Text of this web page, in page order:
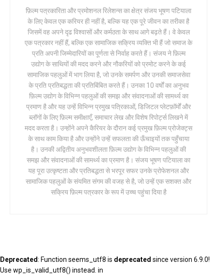
फ़िल्म पत्रकारिता और प्रमोशनल रिलेशन्स का क्षेत्र संजय भूषण पटियाला
के लिए केवल एक करियर ही नहीं है, बल्कि यह एक पूरे जीवन का तरीका है
जिसमें वह अपने दृढ विश्वासों और कर्मठता के साथ आगे बढ़ते हैं। वे केवल
एक पत्रकार नहीं हैं, बल्कि एक सामाजिक सक्रिय व्यक्ति भी हैं जो समाज के
प्रति अपनी जिम्मेदारियों का पूर्णता से निर्वाह करते हैं। संजय ने फ़िल्म
उद्योग के साथियों की मदद करने और नौकरियों को प्रमोट करने के कई
सामाजिक पहलुओं में भाग लिया है, जो उनके समर्पण और उनकी समाजसेवा
के प्रति प्रतिबद्धता की प्रतिबिंबित करते हैं। उनका 10 वर्षों का अनुभव
फ़िल्म उद्योग के विभिन्न पहलुओं की समझ और संवादनाओं की सामर्थ्य का
प्रमाण है और यह उन्हें विभिन्न प्रमुख पत्रिकाओं, डिजिटल प्लेटफ़ॉर्मों और
ब्लॉगों के लिए फ़िल्म समीक्षाएँ, समाचार लेख और विशेष रिपोर्ट्स लिखने में
मदद करता है। उन्होंने अपने कैरियर के दौरान कई प्रमुख फ़िल्म प्रोजेक्ट्स
के साथ काम किया है और उन्होंने उन्हें सफलता की ऊँचाइयों तक पहुँचाया
है। उनकी अद्वितीय अनुभवशीलता फ़िल्म उद्योग के विभिन्न पहलुओं की
समझ और संवादनाओं की सामर्थ्य का प्रमाण है। संजय भूषण पटियाला का
यह पूरा उत्कृष्टता और प्रतिबद्धता से भरपूर सफर उनके प्रोफेशनल और
सामाजिक पहलुओं के संयमित संगम की वजह से है, जो उन्हें एक सशक्त और
सक्रिय फ़िल्म पत्रकार के रूप में उच्च पहुंचा दिया है
Deprecated: Function seems_utf8 is deprecated since version 6.9.0!
Use wp_is_valid_utf8() instead. in